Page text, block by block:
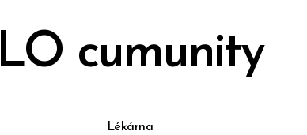
LO cumunity
Lékárna